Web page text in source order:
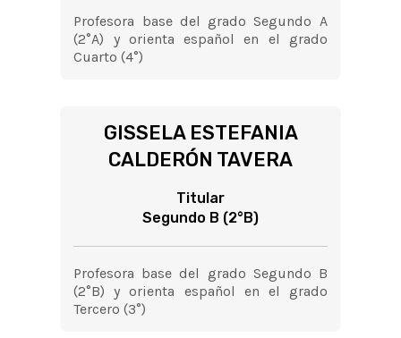
Profesora base del grado Segundo A
(2°A) y orienta español en el grado
Cuarto (4°)
GISSELA ESTEFANIA
CALDERÓN TAVERA
Titular
Segundo B (2°B)
Profesora base del grado Segundo B
(2°B) y orienta español en el grado
Tercero (3°)